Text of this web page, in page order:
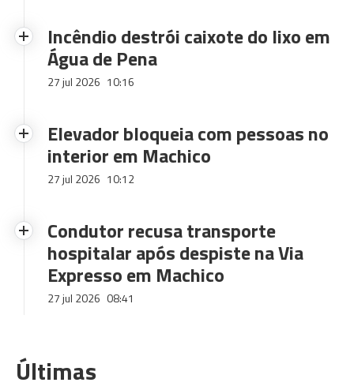
Incêndio destrói caixote do lixo em
Água de Pena
27 jul 2026 10:16
Elevador bloqueia com pessoas no
interior em Machico
27 jul 2026 10:12
Condutor recusa transporte
hospitalar após despiste na Via
Expresso em Machico
27 jul 2026 08:41
Últimas